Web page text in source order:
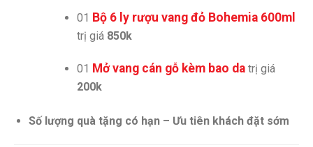
01 Bộ 6 ly rượu vang đỏ Bohemia 600ml
trị giá 850k
01 Mở vang cán gỗ kèm bao datrị giá
200k
Số lượng quà tặng có hạn – Ưu tiên khách đặt sớm